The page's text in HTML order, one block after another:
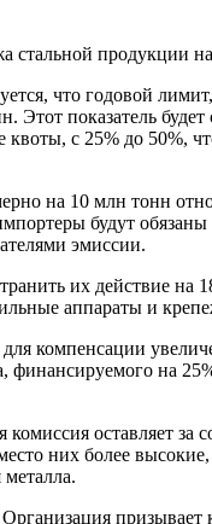
стальной продукции
что годовой
показатель
с 25% до 50%,
на 10 млн тонн
будут обязаны
эмиссии.
их действие на
аппараты и
компенсации
финансируемого на
оставляет за
них более
призывает